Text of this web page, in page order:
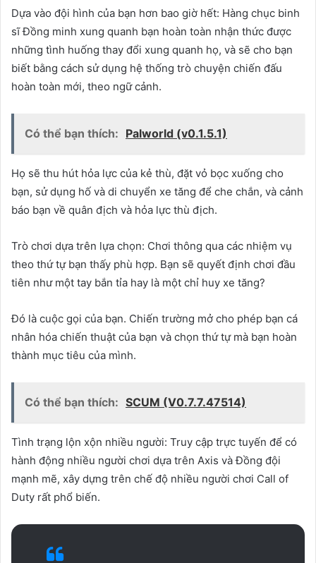
Dựa vào đội hình của bạn hơn bao giờ hết: Hàng chục binh
sĩ Đồng minh xung quanh bạn hoàn toàn nhận thức được
những tình huống thay đổi xung quanh họ, và sẽ cho bạn
biết bằng cách sử dụng hệ thống trò chuyện chiến đấu
hoàn toàn mới, theo ngữ cảnh.
Có thể bạn thích: Palworld (v0.1.5.1)
Họ sẽ thu hút hỏa lực của kẻ thù, đặt vỏ bọc xuống cho
bạn, sử dụng hố và di chuyển xe tăng để che chắn, và cảnh
báo bạn về quân địch và hỏa lực thù địch.
Trò chơi dựa trên lựa chọn: Chơi thông qua các nhiệm vụ
theo thứ tự bạn thấy phù hợp. Bạn sẽ quyết định chơi đầu
tiên như một tay bắn tỉa hay là một chỉ huy xe tăng?
Đó là cuộc gọi của bạn. Chiến trường mở cho phép bạn cá
nhân hóa chiến thuật của bạn và chọn thứ tự mà bạn hoàn
thành mục tiêu của mình.
Có thể bạn thích: SCUM (V0.7.7.47514)
Tình trạng lộn xộn nhiều người: Truy cập trực tuyến để có
hành động nhiều người chơi dựa trên Axis và Đồng đội
mạnh mẽ, xây dựng trên chế độ nhiều người chơi Call of
Duty rất phổ biến.